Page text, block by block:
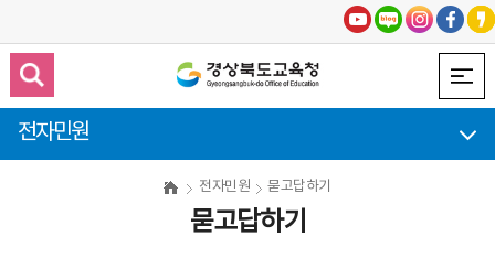
전자민원
전자민원 묻고답하기
묻고답하기